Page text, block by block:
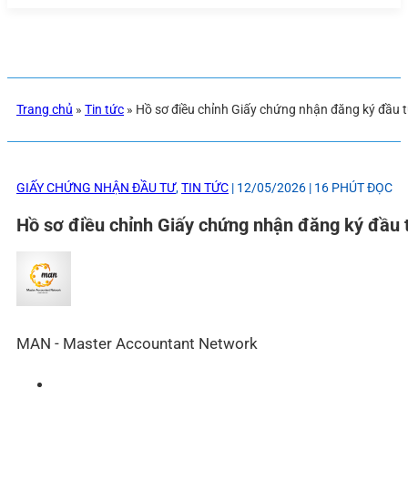
Trang chủ » Tin tức » Hồ sơ điều chỉnh Giấy chứng nhận đăng ký đầu
GIẤY CHỨNG NHẬN ĐẦU TƯ,TIN TỨC | 12/05/2026 | 16 PHÚT ĐỌC
Hồ sơ điều chỉnh Giấy chứng nhận đăng ký
MAN - Master Accountant Network